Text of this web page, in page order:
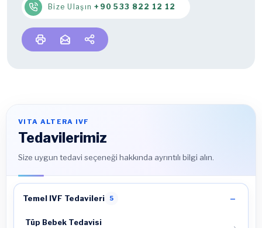
Bize Ulaşın+90 533 822 12 12
VITA ALTERA IVF
Tedavilerimiz
Size uygun tedavi seçeneği hakkında ayrıntılı bilgi alın.
Temel IVF Tedavileri 5
Tüp Bebek Tedavisi